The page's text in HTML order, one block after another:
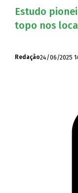
Estudo
topo nos
Redação24/06/2025